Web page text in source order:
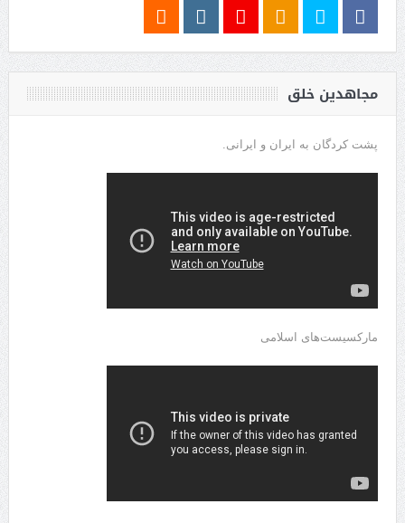
مجاهدین خلق
پشت کردگان به ایران و ایرانی.
مارکسیست‌های اسلامی